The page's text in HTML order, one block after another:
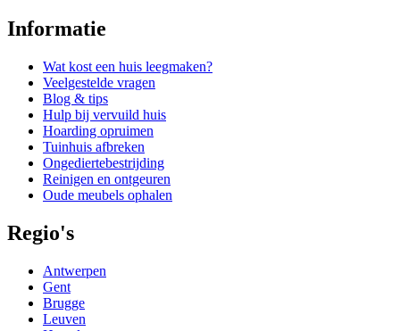
Informatie
Wat kost een huis leegmaken?
Veelgestelde vragen
Blog & tips
Hulp bij vervuild huis
Hoarding opruimen
Tuinhuis afbreken
Ongediertebestrijding
Reinigen en ontgeuren
Oude meubels ophalen
Regio's
Antwerpen
Gent
Brugge
Leuven